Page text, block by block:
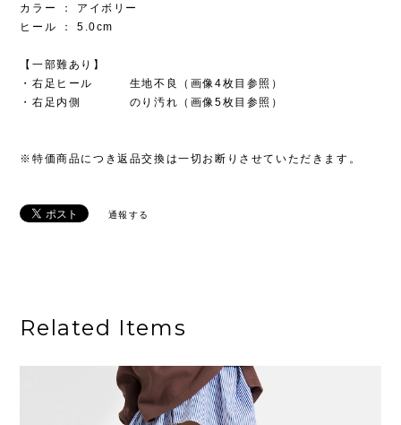
カラー ： アイボリー
ヒール ： 5.0cm
【一部難あり】
・右足ヒール 生地不良（画像4枚目参照）
・右足内側 のり汚れ（画像5枚目参照）
※特価商品につき返品交換は一切お断りさせていただきます。
通報する
Related Items